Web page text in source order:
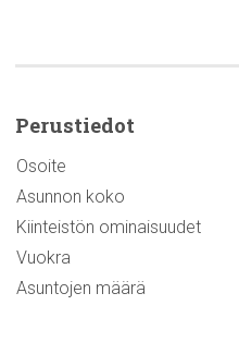
Perustiedot
Osoite
Asunnon koko
Kiinteistön ominaisuudet
Vuokra
Asuntojen määrä